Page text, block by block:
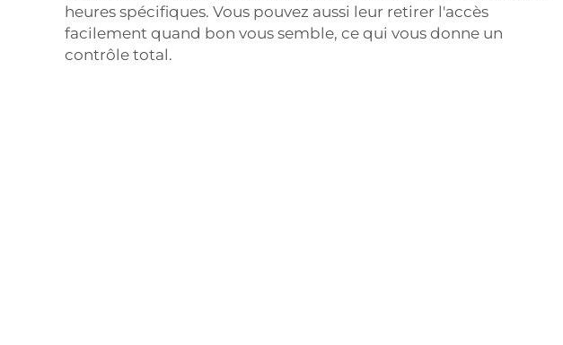
heures spécifiques. Vous pouvez aussi leur retirer l'accès
facilement quand bon vous semble, ce qui vous donne un
contrôle total.